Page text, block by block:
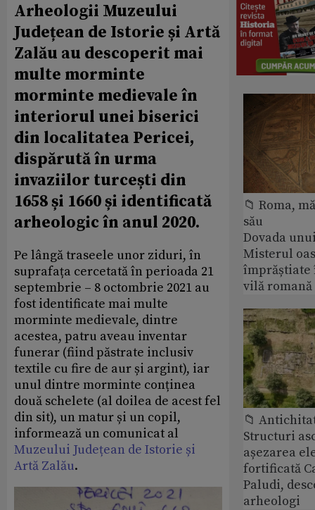
Arheologii Muzeului
Județean de Istorie și Artă
Zalău au descoperit mai
multe morminte
morminte medievale în
interiorul unei biserici
din localitatea Pericei,
dispărută în urma
invaziilor turcești din
1658 și 1660 și identificată
arheologic în anul 2020.
Pe lângă traseele unor ziduri, în
suprafața cercetată în perioada 21
septembrie – 8 octombrie 2021 au
fost identificate mai multe
morminte medievale, dintre
acestea, patru aveau inventar
funerar (fiind păstrate inclusiv
textile cu fire de aur și argint), iar
unul dintre morminte conținea
două schelete (al doilea de acest fel
din sit), un matur și un copil,
informează un comunicat al
Muzeului Județean de Istorie și
Artă Zalău.
📁 Roma,
său
Dovada
Misterul
împrăștiate
vilă romană
📁
Structuri
așezarea
fortificată
Paludi,
arheologi